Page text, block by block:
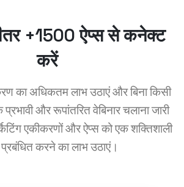
+1500 ऐप्स से कनेक्ट
करें
का अधिकतम लाभ उठाएं और बिना किसी
और रूपांतरित वेबिनार चलाना जारी
एकीकरणों और ऐप्स को एक शक्तिशाली
करने का लाभ उठाएं।